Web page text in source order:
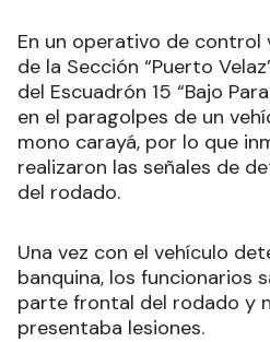
En un operativo de control
de la Sección “Puerto
del Escuadrón 15 “Bajo
en el paragolpes de un
mono carayá, por lo que
realizaron las señales de
del rodado.
Una vez con el vehículo
banquina, los funcionarios
parte frontal del rodado y
presentaba lesiones.